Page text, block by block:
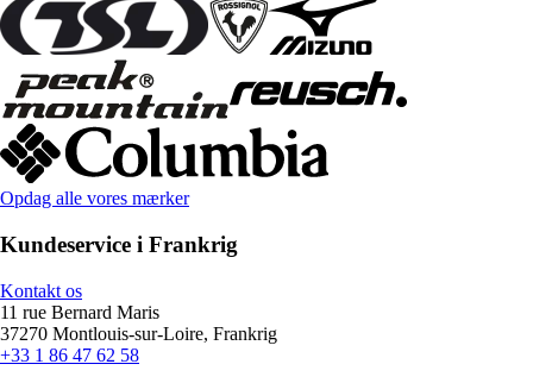
Opdag alle vores mærker
Kundeservice i Frankrig
Kontakt os
11 rue Bernard Maris
37270 Montlouis-sur-Loire, Frankrig
+33 1 86 47 62 58